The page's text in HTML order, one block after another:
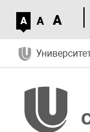
A A A